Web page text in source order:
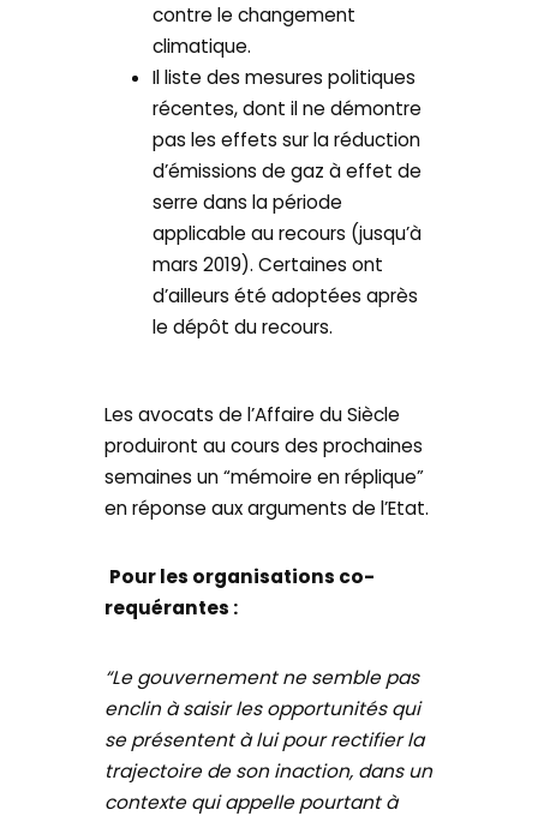
contre le changement
climatique.
Il liste des mesures politiques
récentes, dont il ne démontre
pas les effets sur la réduction
d’émissions de gaz à effet de
serre dans la période
applicable au recours (jusqu’à
mars 2019). Certaines ont
d’ailleurs été adoptées après
le dépôt du recours.
Les avocats de l’Affaire du Siècle
produiront au cours des prochaines
semaines un “mémoire en réplique”
en réponse aux arguments de l’Etat.
Pour les organisations co-
requérantes :
“Le gouvernement ne semble pas
enclin à saisir les opportunités qui
se présentent à lui pour rectifier la
trajectoire de son inaction, dans un
contexte qui appelle pourtant à